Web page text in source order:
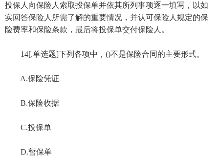
投保人向保险人索取投保单并依其所列事项逐一填写，以如
实回答保险人所需了解的重要情况，并认可保险人规定的保
险费率和保险条款，最后将投保单交付保险人。
14[.单选题]下列各项中，()不是保险合同的主要形式。
A.保险凭证
B.保险收据
C.投保单
D.暂保单